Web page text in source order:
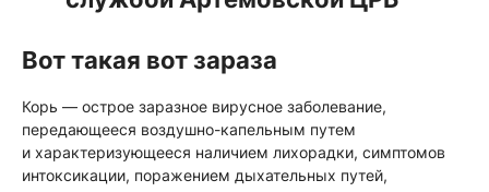
Вот такая вот зараза
Корь — острое заразное вирусное заболевание,
передающееся воздушно-капельным путем
и характеризующееся наличием лихорадки, симптомов
интоксикации, поражением дыхательных путей,